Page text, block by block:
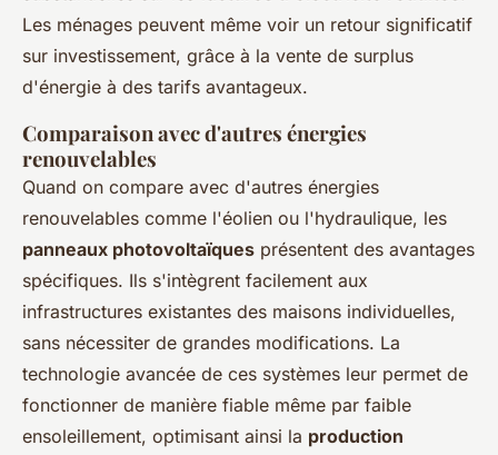
Les ménages peuvent même voir un retour significatif
sur investissement, grâce à la vente de surplus
d'énergie à des tarifs avantageux.
Comparaison avec d'autres énergies
renouvelables
Quand on compare avec d'autres énergies
renouvelables comme l'éolien ou l'hydraulique, les
panneaux photovoltaïques présentent des avantages
spécifiques. Ils s'intègrent facilement aux
infrastructures existantes des maisons individuelles,
sans nécessiter de grandes modifications. La
technologie avancée de ces systèmes leur permet de
fonctionner de manière fiable même par faible
ensoleillement, optimisant ainsi la production